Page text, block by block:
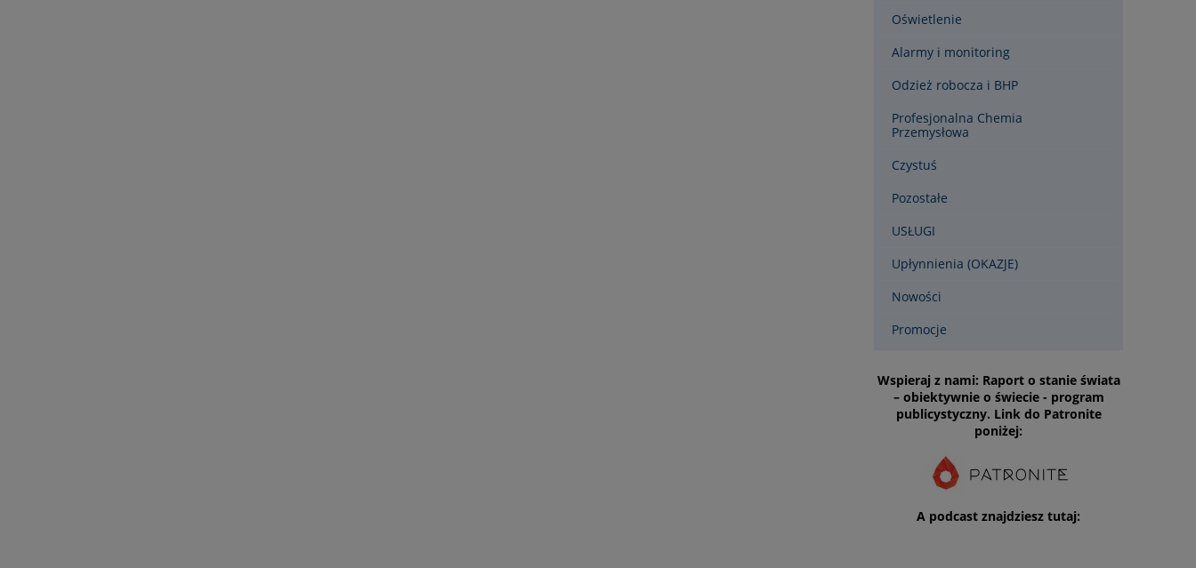
Oświetlenie
Alarmy i monitoring
Odzież robocza i BHP
Profesjonalna Chemia
Przemysłowa
Czystuś
Pozostałe
USŁUGI
Upłynnienia (OKAZJE)
Nowości
Promocje
Wspieraj z nami: Raport o stanie świata
– obiektywnie o świecie - program
publicystyczny. Link do Patronite
poniżej:
A podcast znajdziesz tutaj: